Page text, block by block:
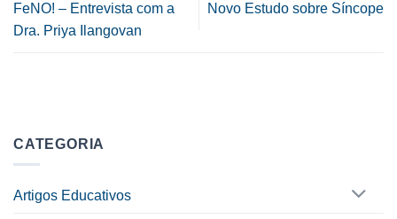
FeNO! – Entrevista com a
Dra. Priya Ilangovan
Novo Estudo sobre Síncope
CATEGORIA
Artigos Educativos